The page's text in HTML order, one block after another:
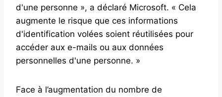
d'une personne », a déclaré Microsoft. « Cela
augmente le risque que ces informations
d'identification volées soient réutilisées pour
accéder aux e-mails ou aux données
personnelles d'une personne. »
Face à l’augmentation du nombre de